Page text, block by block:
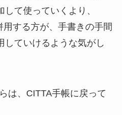
て使っていくより、
する方が、手書きの手間
していけるような気がし
は、CITTA手帳に戻って